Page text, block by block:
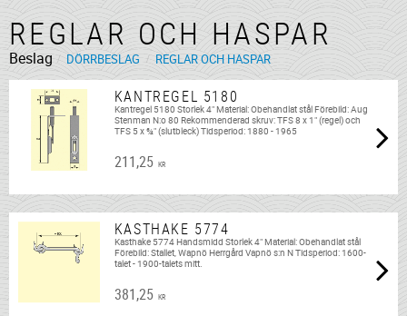
REGLAR OCH HASPAR
Beslag DÖRRBESLAG REGLAR OCH HASPAR
KANTREGEL 5180
Kantregel 5180 Storlek 4" Material: Obehandlat stål Förebild: Aug
Stenman N:o 80 Rekommenderad skruv: TFS 8 x 1" (regel) och
TFS 5 x ¾" (slutbleck) Tidsperiod: 1880 - 1965
211,25 KR
KASTHAKE 5774
Kasthake 5774 Handsmidd Storlek 4" Material: Obehandlat stål
Förebild: Stallet, Wapnö Herrgård Vapnö s:n N Tidsperiod: 1600-
talet - 1900-talets mitt.
381,25 KR